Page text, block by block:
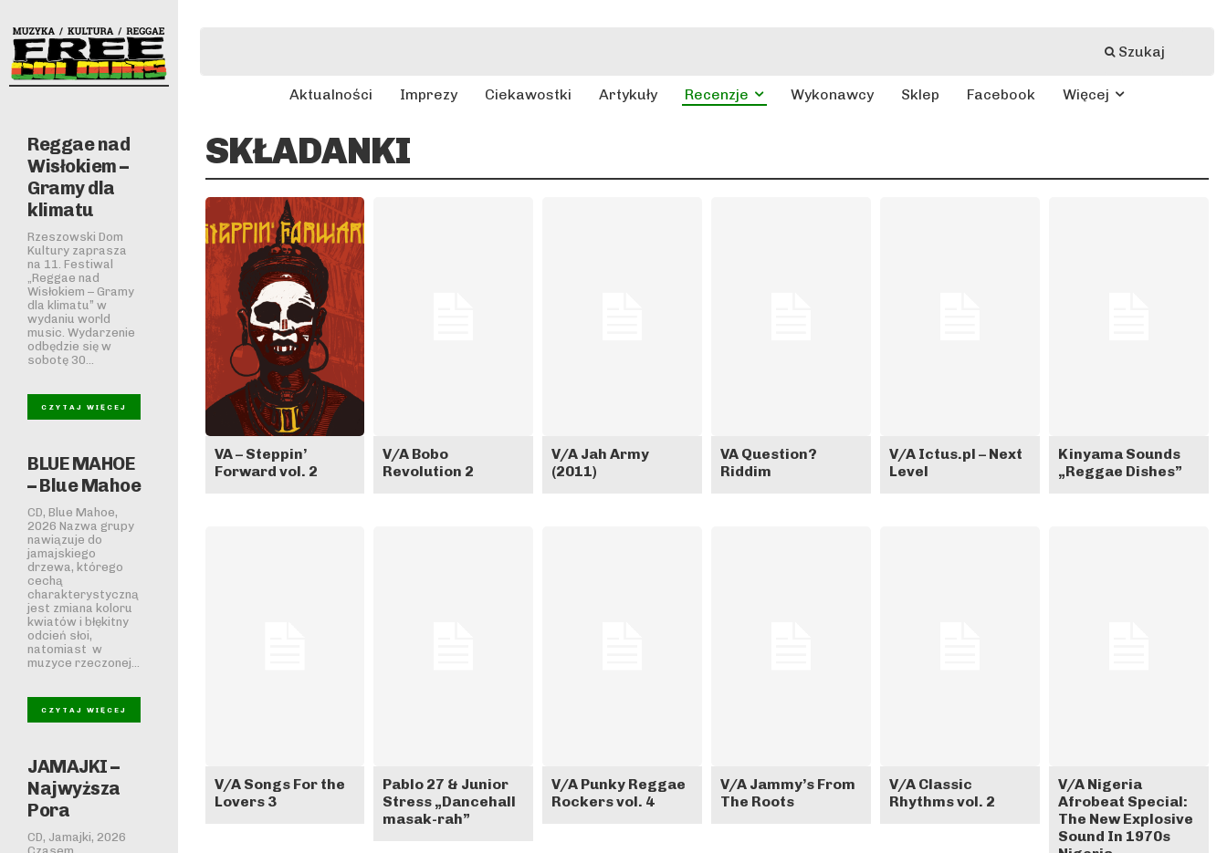
Szukaj
Aktualności Imprezy Ciekawostki Artykuły Recenzje Wykonawcy Sklep Facebook Więcej
Reggae nad
Wisłokiem –
Gramy dla
klimatu
Rzeszowski Dom
Kultury zaprasza
na 11. Festiwal
„Reggae nad
Wisłokiem – Gramy
dla klimatu” w
wydaniu world
music. Wydarzenie
odbędzie się w
sobotę 30...
CZYTAJ WIĘCEJ
BLUE MAHOE
– Blue Mahoe
CD, Blue Mahoe,
2026 Nazwa grupy
nawiązuje do
jamajskiego
drzewa, którego
cechą
charakterystyczną
jest zmiana koloru
kwiatów i błękitny
odcień słoi,
natomiast w
muzyce rzeczonej...
CZYTAJ WIĘCEJ
JAMAJKI –
Najwyższa
Pora
CD, Jamajki, 2026
SKŁADANKI
VA – Steppin’
Forward vol. 2
V/A Bobo
Revolution 2
V/A Jah Army
(2011)
VA Question?
Riddim
V/A Ictus.pl – Next
Level
Kinyama Sounds
„Reggae Dishes”
V/A Songs For the
Lovers 3
Pablo 27 & Junior
Stress „Dancehall
masak-rah”
V/A Punky Reggae
Rockers vol. 4
V/A Jammy’s From
The Roots
V/A Classic
Rhythms vol. 2
V/A Nigeria
Afrobeat Special:
The New Explosive
Sound In 1970s